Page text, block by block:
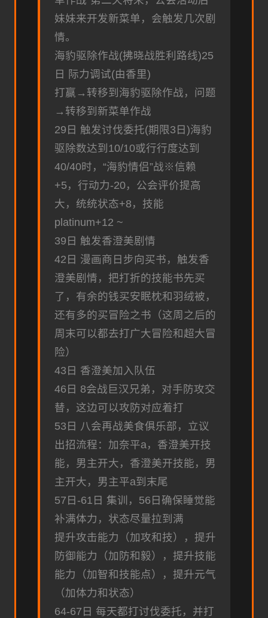
妹妹来开发新菜单，会触发几次剧
情。
海豹驱除作战(拂晓战胜利路线)25
日 际力调试(由香里)
打赢→转移到海豹驱除作战，问题
→转移到新菜单作战
29日 触发讨伐委托(期限3日)海豹
驱除数达到10/10或行行度达到
40/40时，“海豹情侣”战※信赖
+5，行动力-20，公会评价提高
大，统统状态+8，技能
platinum+12 ~
39日 触发香澄美剧情
42日 漫画商日步向买书，触发香
澄美剧情，把打折的技能书先买
了，有余的钱买安眠枕和羽绒被，
还有多的买冒险之书（这周之后的
周末可以都去打广大冒险和超大冒
险）
43日 香澄美加入队伍
46日 8会战巨汉兄弟，对手防攻交
替，这边可以攻防对应着打
53日 八会再战美食俱乐部，立议
出招流程：加奈平a，香澄美开技
能，男主开大，香澄美开技能，男
主开大，男主平a到末尾
57日-61日 集训，56日确保睡觉能
补满体力，状态尽量拉到满
提升攻击能力（加攻和技），提升
防御能力（加防和毅），提升技能
能力（加智和技能点），提升元气
（加体力和状态）
64-67日 每天都打讨伐委托，并打